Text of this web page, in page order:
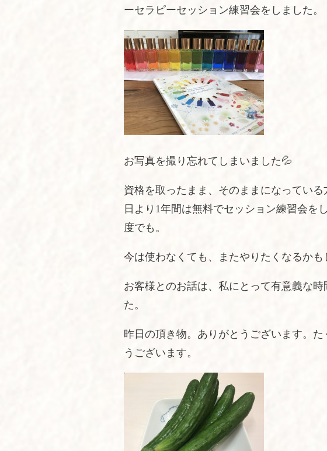
ーセラピーセッション練習会をしました。
お写真を撮り忘れてしまいました💦
資格を取ったまま、そのままになっている
日より1年間は無料でセッション練習会を
度でも。
今は使わなくても、またやりたくなるかも
お客様とのお話は、私にとって有意義な
た。
昨日の頂き物。ありがとうございます。
うございます。